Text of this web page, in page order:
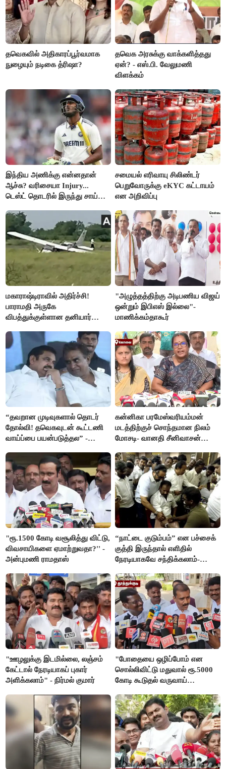
தவெகவில் அதிகாரப்பூர்வமாக
நுழையும் நடிகை த்ரிஷா?
தவெக அரசுக்கு வாக்களித்தது
ஏன்? - எஸ்.பி. வேலுமணி
விளக்கம்
இந்திய அணிக்கு என்னதான்
ஆச்சு? வரிசையா Injury...
டெஸ்ட் தொடரில் இருந்து சாய்
சமையல் எரிவாயு சிலிண்டர்
பெறுவோருக்கு eKYC கட்டாயம்
என அறிவிப்பு
மகாராஷ்டிராவில் அதிர்ச்சி!
பாராமதி அருகே
விபத்துக்குள்ளான தனியார்
"அழுத்தத்திற்கு அடிபணிய விஜய்
ஒன்றும் இபிஎஸ் இல்லை"-
மாணிக்கம்தாகூர்
“தவறான முடிவுகளால் தொடர்
தோல்வி! தவெகவுடன் கூட்டணி
வாய்ப்பை பயன்படுத்தல” -
கன்னிகா பரமேஸ்வரியம்மன்
மடத்திற்குச் சொந்தமான நிலம்
மோசடி- வானதி சீனிவாசன்
"ரூ.1500 கோடி வசூலித்து விட்டு,
விவசாயிகளை ஏமாற்றுவதா?'' -
அன்புமணி ராமதாஸ்
“நாட்டை குடும்பம்” என பச்சைக்
குத்தி இருந்தால் எளிதில்
நேரடியாகவே சந்திக்கலாம்-
"ஊழலுக்கு இடமில்லை, லஞ்சம்
கேட்டால் நேரடியாகப் புகார்
அளிக்கலாம்" - நிர்மல் குமார்
"போதையை ஒழிப்போம் என
சொல்லிவிட்டு மதுவால் ரூ.5000
கோடி கூடுதல் வருவாய்
மார்க்கண்டேயன்